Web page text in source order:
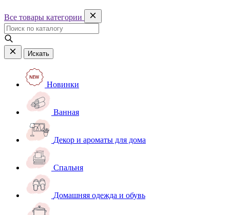
Все товары категории
Искать
Новинки
Ванная
Декор и ароматы для дома
Спальня
Домашняя одежда и обувь